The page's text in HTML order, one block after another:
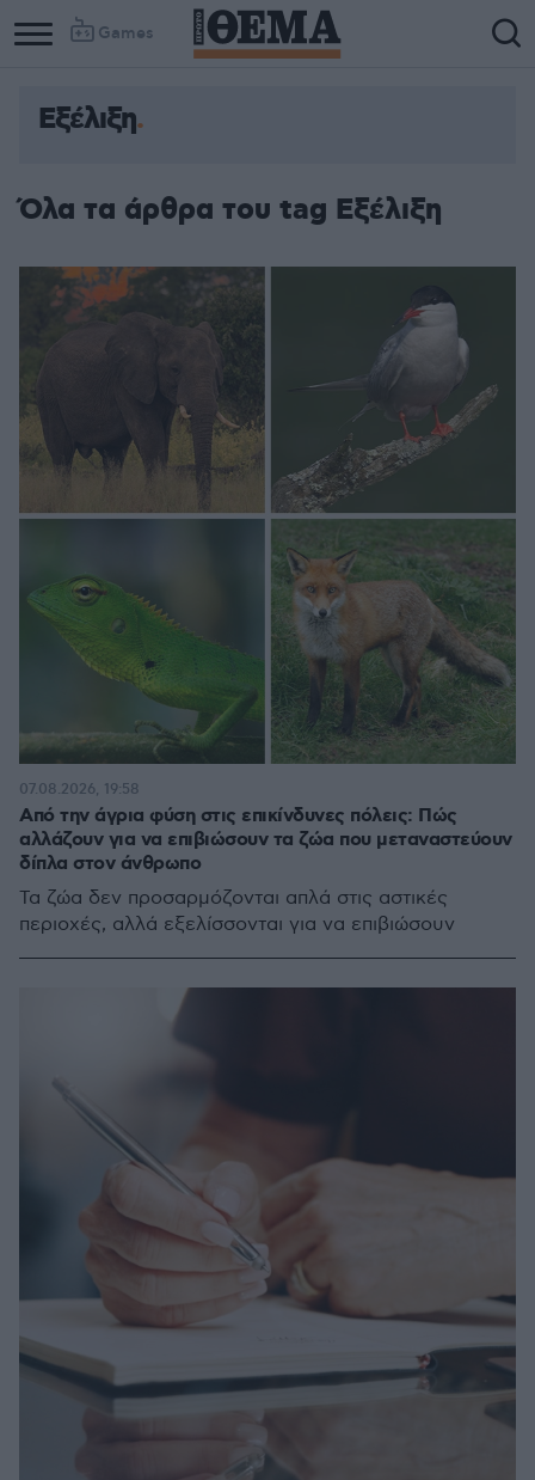
Games
Εξέλιξη
Όλα τα άρθρα του tag Εξέλιξη
Από την άγρια φύση στις επικίνδυνες πόλεις: Πώς
αλλάζουν για να επιβιώσουν τα ζώα που μεταναστεύουν
δίπλα στον άνθρωπο
Τα ζώα δεν προσαρμόζονται απλά στις αστικές
περιοχές, αλλά εξελίσσονται για να επιβιώσουν
07.08.2026, 19:58